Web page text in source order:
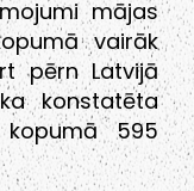
mājas
vairāk
pērn Latvijā
konstatēta
595